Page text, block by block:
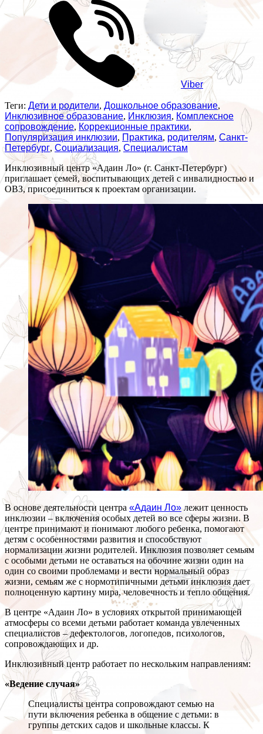
Viber
Теги: Дети и родители, Дошкольное образование,
Инклюзивное образование, Инклюзия, Комплексное
сопровождение, Коррекционные практики,
Популяризация инклюзии, Практика, родителям, Санкт-
Петербург, Социализация, Специалистам
Инклюзивный центр «Адаин Ло» (г. Санкт-Петербург)
приглашает семей, воспитывающих детей с инвалидностью и
ОВЗ, присоединиться к проектам организации.
В основе деятельности центра «Адаин Ло» лежит ценность
инклюзии – включения особых детей во все сферы жизни. В
центре принимают и понимают любого ребенка, помогают
детям с особенностями развития и способствуют
нормализации жизни родителей. Инклюзия позволяет семьям
с особыми детьми не оставаться на обочине жизни один на
один со своими проблемами и вести нормальный образ
жизни, семьям же с нормотипичными детьми инклюзия дает
полноценную картину мира, человечность и тепло общения.
В центре «Адаин Ло» в условиях открытой принимающей
атмосферы со всеми детьми работает команда увлеченных
специалистов – дефектологов, логопедов, психологов,
сопровождающих и др.
Инклюзивный центр работает по нескольким направлениям:
«Ведение случая»
Специалисты центра сопровождают семью на
пути включения ребенка в общение с детьми: в
группы детских садов и школьные классы. К